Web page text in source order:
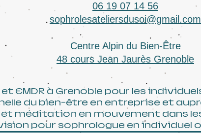
06 19 07 14 56
sophrolesateliersdusoi@gmail.com
Centre Alpin du Bien-Être
48 cours Jean Jaurès Grenoble
EMDR à Grenoble pour les
du bien-être en entreprise et
méditation en mouvement dans
pour sophrologue en individuel